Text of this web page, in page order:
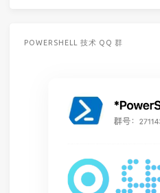
POWERSHELL 技术 QQ 群